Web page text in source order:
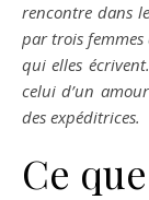
rencontre dans
par trois femmes
qui elles
celui d’un
des expéditrices.
Ce